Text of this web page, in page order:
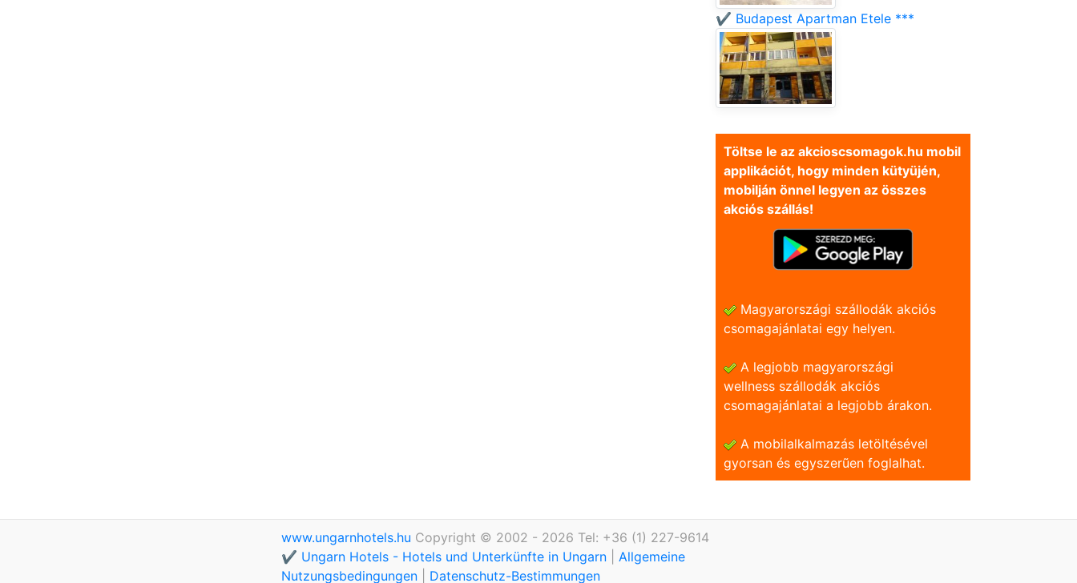
✔️ Budapest Apartman Etele ***
Töltse le az akcioscsomagok.hu mobil
applikációt, hogy minden kütyüjén,
mobilján önnel legyen az összes
akciós szállás!
Magyarországi szállodák akciós
csomagajánlatai egy helyen.
A legjobb magyarországi
wellness szállodák akciós
csomagajánlatai a legjobb árakon.
A mobilalkalmazás letöltésével
gyorsan és egyszerũen foglalhat.
www.ungarnhotels.hu Copyright © 2002 - 2026 Tel: +36 (1) 227-9614
✔️ Ungarn Hotels - Hotels und Unterkünfte in Ungarn
Allgemeine
Nutzungsbedingungen
Datenschutz-Bestimmungen